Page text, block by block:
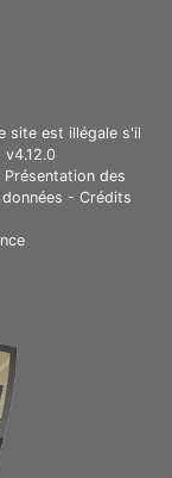
site est illégale s'il
Présentation des
- Crédits